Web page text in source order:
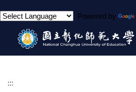
到
Powered by
:::